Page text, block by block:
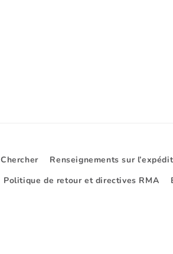
Chercher Renseignements sur
Politique de retour et directives RMA